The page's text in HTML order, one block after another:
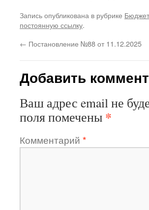
Запись опубликована в рубрике
постоянную ссылку.
← Постановление №88 от 11.12.2025
Добавить
Ваш адрес email не
поля помечены *
Комментарий *